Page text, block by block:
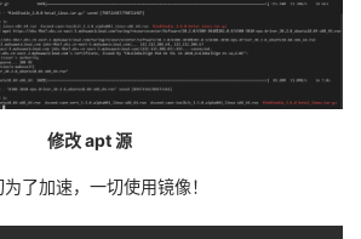
修改 apt 源
了加速，一切使用镜像！